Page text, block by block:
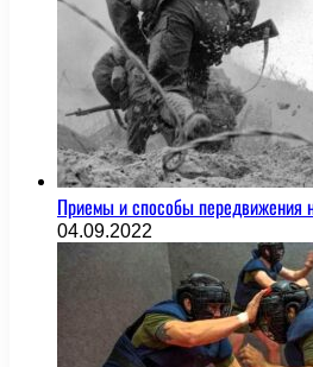
Приемы и способы передвижения
04.09.2022